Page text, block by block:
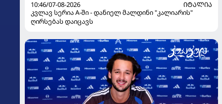
10:46/07-08-2026
ᲘᲢᲐᲚᲘᲐ
კვლავ სერია A-ში - დანიელ მალდინი "კალიარის"
ღირსებას დაიცავს